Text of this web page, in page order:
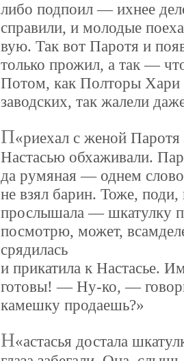
либо подпоил — ихнее
справили, и молодые
вую. Так вот Паротя и
только прожил, а так —
Потом, как Полторы Хари
заводских, так жалели
П риехал с женой Паротя
Настасью обхаживали.
да румяная — однем
не взял барин. Тоже,
прослышала — шкатулку
посмотрю, может,
срядилась
и прикатила к Настасье.
готовы! — Ну-ко, —
камешку продаешь?
Н астасья достала